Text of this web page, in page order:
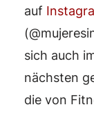
auf
sich auch
nächsten
die von